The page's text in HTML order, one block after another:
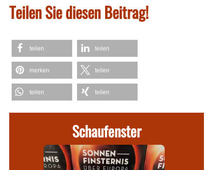
Teilen Sie diesen Beitrag!
teilen teilen
merken teilen
teilen teilen
Schaufenster